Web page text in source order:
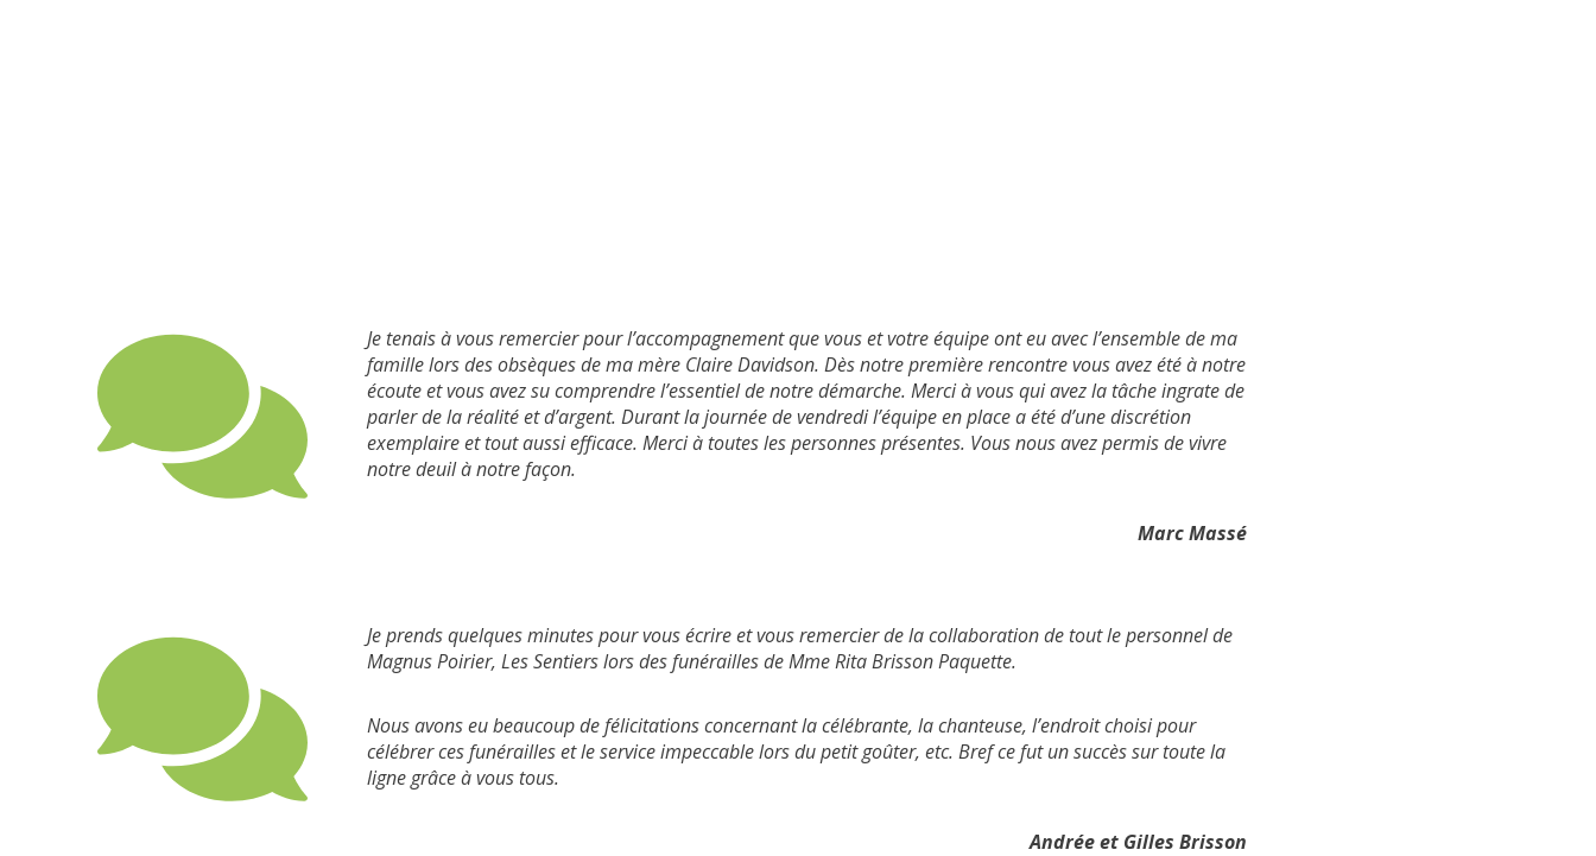
Je tenais à vous remercier pour l’accompagnement que vous et votre équipe ont eu avec l’ensemble de ma
famille lors des obsèques de ma mère Claire Davidson. Dès notre première rencontre vous avez été à notre
écoute et vous avez su comprendre l’essentiel de notre démarche. Merci à vous qui avez la tâche ingrate de
parler de la réalité et d’argent. Durant la journée de vendredi l’équipe en place a été d’une discrétion
exemplaire et tout aussi efficace. Merci à toutes les personnes présentes. Vous nous avez permis de vivre
notre deuil à notre façon.
Marc Massé
Je prends quelques minutes pour vous écrire et vous remercier de la collaboration de tout le personnel de
Magnus Poirier, Les Sentiers lors des funérailles de Mme Rita Brisson Paquette.
Nous avons eu beaucoup de félicitations concernant la célébrante, la chanteuse, l’endroit choisi pour
célébrer ces funérailles et le service impeccable lors du petit goûter, etc. Bref ce fut un succès sur toute la
ligne grâce à vous tous.
Andrée et Gilles Brisson